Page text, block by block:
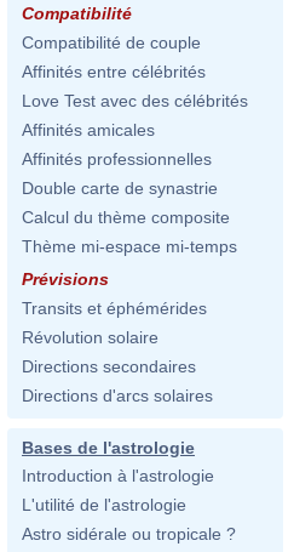
Compatibilité
Compatibilité de couple
Affinités entre célébrités
Love Test avec des célébrités
Affinités amicales
Affinités professionnelles
Double carte de synastrie
Calcul du thème composite
Thème mi-espace mi-temps
Prévisions
Transits et éphémérides
Révolution solaire
Directions secondaires
Directions d'arcs solaires
Bases de l'astrologie
Introduction à l'astrologie
L'utilité de l'astrologie
Astro sidérale ou tropicale ?